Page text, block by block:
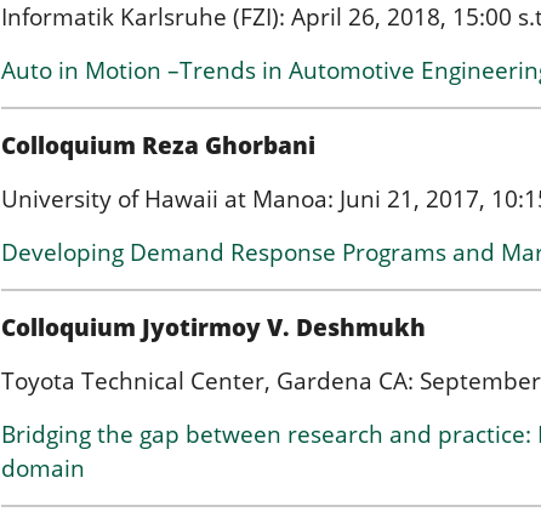
Informatik Karlsruhe (FZI): April 26, 2018, 15:00
Auto in Motion –Trends in Automotive
Colloquium Reza Ghorbani
University of Hawaii at Manoa: Juni 21, 2017,
Developing Demand Response Programs and
Colloquium Jyotirmoy V. Deshmukh
Toyota Technical Center, Gardena CA:
Bridging the gap between research and
domain